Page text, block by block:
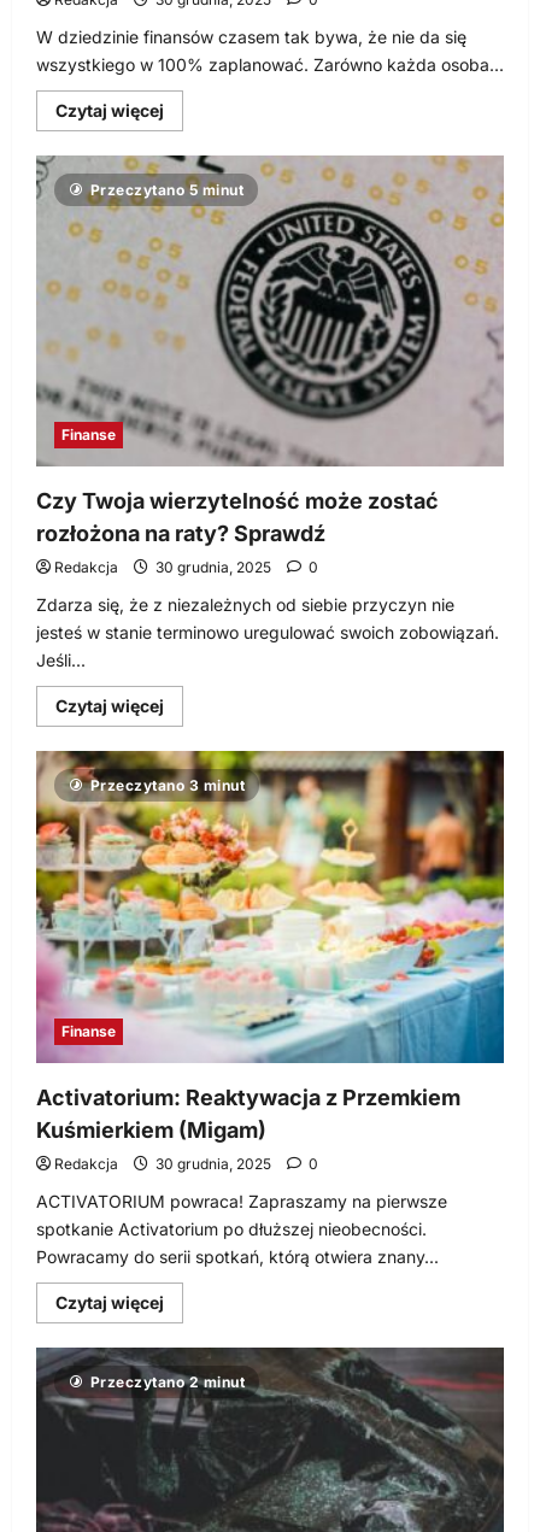
W dziedzinie finansów czasem tak bywa, że nie da się
wszystkiego w 100% zaplanować. Zarówno każda osoba...
Czytaj więcej
się
o
Na
czym
polegają
pożyczki
konsolidacyjno-
oddłużeniowe?
Przeczytano 5 minut
Finanse
Czy Twoja wierzytelność może zostać
rozłożona na raty? Sprawdź
Redakcja 30 grudnia, 2025 0
Zdarza się, że z niezależnych od siebie przyczyn nie
jesteś w stanie terminowo uregulować swoich zobowiązań.
Jeśli...
Czytaj więcej
się
o
Czy
Twoja
wierzytelność
może
zostać
rozłożona
na
raty?
Sprawdź
Przeczytano 3 minut
Finanse
Activatorium: Reaktywacja z Przemkiem
Kuśmierkiem (Migam)
Redakcja 30 grudnia, 2025 0
ACTIVATORIUM powraca! Zapraszamy na pierwsze
spotkanie Activatorium po dłuższej nieobecności.
Powracamy do serii spotkań, którą otwiera znany...
Czytaj więcej
się
o
Activatorium:
Reaktywacja
z
Przemkiem
Kuśmierkiem
(Migam)
Przeczytano 2 minut